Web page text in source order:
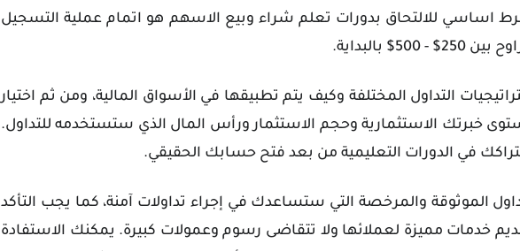
اساسي للالتحاق بدورات تعلم شراء وبيع الاسهم هو اتمام عملية التسجيل
بالبداية.
التداول المختلفة وكيف يتم تطبيقها في الأسواق المالية، ومن ثم اختيار
خبرتك الاستثمارية وحجم الاستثمار ورأس المال الذي ستستخدمه للتداول.
في الدورات التعليمية من بعد فتح حسابك الحقيقي.
الموثوقة والمرخصة التي ستساعدك في إجراء تداولات آمنة، كما يجب التأكد
خدمات مميزة لعملائها ولا تتقاضى رسوم وعمولات كبيرة. يمكنك الاستفادة